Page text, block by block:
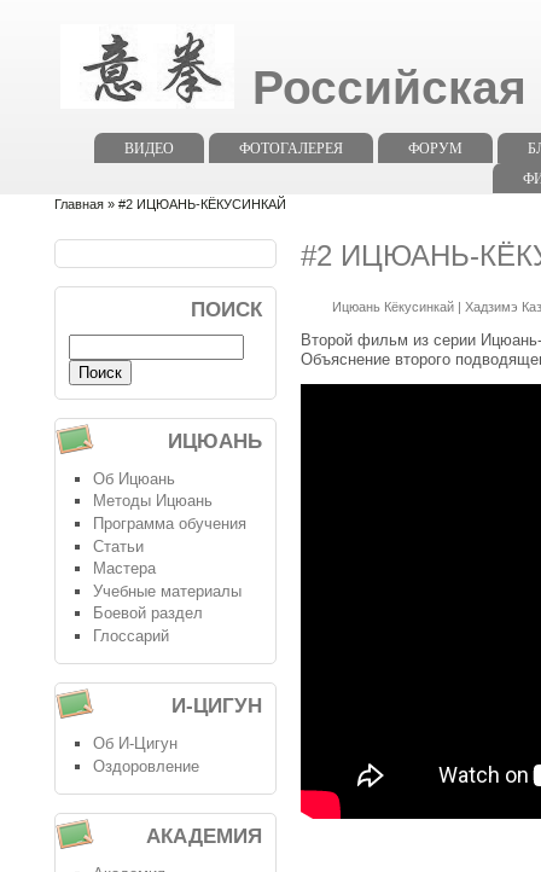
ВИДЕО ФОТОГАЛЕРЕЯ ФОРУМ
Главная » #2 ИЦЮАНЬ-КЁКУСИНКАЙ
#2 ИЦЮАНЬ-
Ицюань Кёкусинкай |Хадзимэ
Второй фильм из серии
Объяснение второго
ПОИСК
ИЦЮАНЬ
Об Ицюань
Методы Ицюань
Программа обучения
Статьи
Мастера
Учебные материалы
Боевой раздел
Глоссарий
И-ЦИГУН
Об И-Цигун
Оздоровление
АКАДЕМИЯ